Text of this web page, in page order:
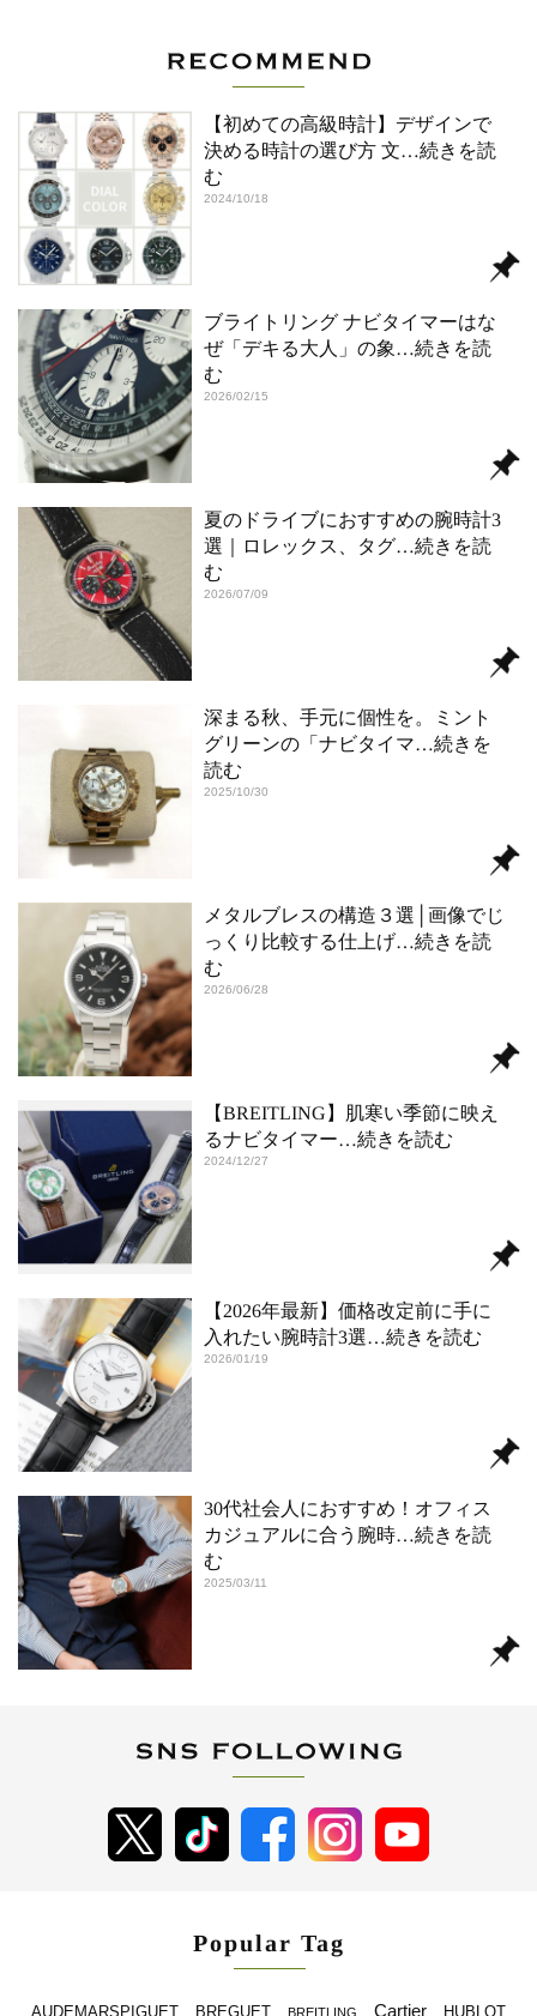
【初めての高級時計】デザインで
決める時計の選び方 文…続きを読
む
2024/10/18
ブライトリング ナビタイマーはな
ぜ「デキる大人」の象…続きを読
む
2026/02/15
夏のドライブにおすすめの腕時計3
選｜ロレックス、タグ…続きを読
む
2026/07/09
深まる秋、手元に個性を。ミント
グリーンの「ナビタイマ…続きを
読む
2025/10/30
メタルブレスの構造３選│画像でじ
っくり比較する仕上げ…続きを読
む
2026/06/28
【BREITLING】肌寒い季節に映え
るナビタイマー…続きを読む
2024/12/27
【2026年最新】価格改定前に手に
入れたい腕時計3選…続きを読む
2026/01/19
30代社会人におすすめ！オフィス
カジュアルに合う腕時…続きを読
む
2025/03/11
Popular Tag
BREGUET BREITLING Cartier HUBLOT